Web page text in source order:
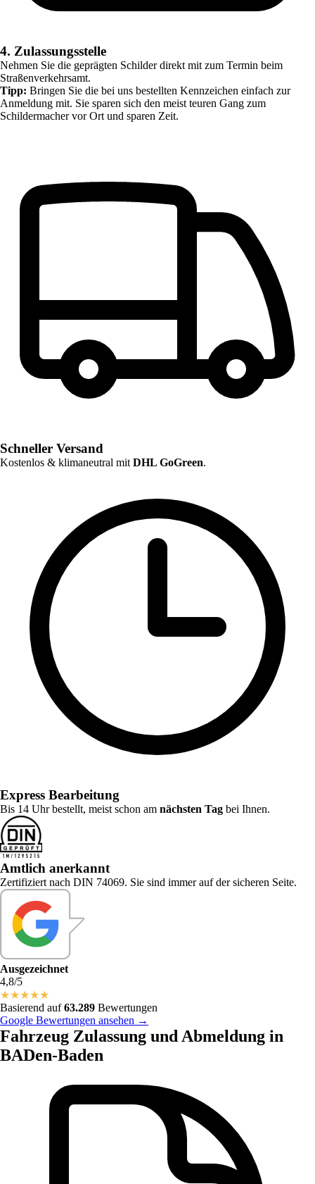
4. Zulassungsstelle
Nehmen Sie die geprägten Schilder direkt mit zum Termin beim
Straßenverkehrsamt.
Tipp: Bringen Sie die bei uns bestellten Kennzeichen einfach zur
Anmeldung mit. Sie sparen sich den meist teuren Gang zum
Schildermacher vor Ort und sparen Zeit.
Schneller Versand
Kostenlos & klimaneutral mit DHL GoGreen.
Express Bearbeitung
Bis 14 Uhr bestellt, meist schon am nächsten Tag bei Ihnen.
Amtlich anerkannt
Zertifiziert nach DIN 74069. Sie sind immer auf der sicheren Seite.
Ausgezeichnet
4,8/5
★★★★★
Basierend auf63.289 Bewertungen
Google Bewertungen ansehen →
Fahrzeug Zulassung und Abmeldung in
BADen-Baden